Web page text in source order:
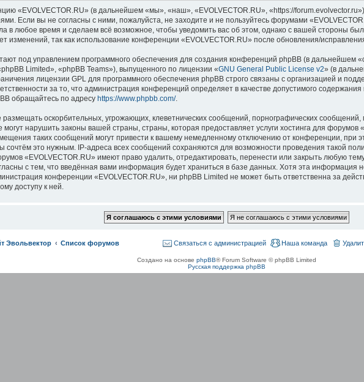
«EVOLVECTOR.RU» (в дальнейшем «мы», «наш», «EVOLVECTOR.RU», «https://
Если вы не согласны с ними, пожалуйста, не заходите и не пользуйтесь форумами
в любое время и сделаем всё возможное, чтобы уведомить вас об этом, однако с вашей стороны
изменений, так как использование конференции «EVOLVECTOR.RU» после обновления/
под управлением программного обеспечения для создания конференций phpBB (в дальнейшем
Limited», «phpBB Teams»), выпущенного по лицензии «GNU General Public License v2» (в
лицензии GPL для программного обеспечения phpBB строго связаны с организацией и
за то, что администрация конференций определяет в качестве допустимого
обращайтесь по адресу https://www.phpbb.com/.
размещать оскорбительных, угрожающих, клеветнических сообщений, порнографических
нарушить законы вашей страны, страны, которая предоставляет услуги хостинга для
таких сообщений могут привести к вашему немедленному отключению от конференции, при
сочтём это нужным. IP-адреса всех сообщений сохраняются для возможности проведения такой
«EVOLVECTOR.RU» имеют право удалить, отредактировать, перенести или закрыть любую
с тем, что введённая вами информация будет храниться в базе данных. Хотя эта информация
конференции «EVOLVECTOR.RU», ни phpBB Limited не может быть ответственна за
доступу к ней.
Эвольвектор Список форумов Наша команда
Связаться с администрацией
Создано на основе phpBB® Forum Software © phpBB Limited
Русская поддержка phpBB